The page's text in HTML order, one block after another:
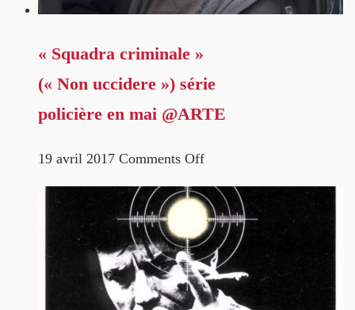
« Squadra criminale »
(« Non uccidere ») série
policière en mai @ARTE
19 avril 2017 Comments Off